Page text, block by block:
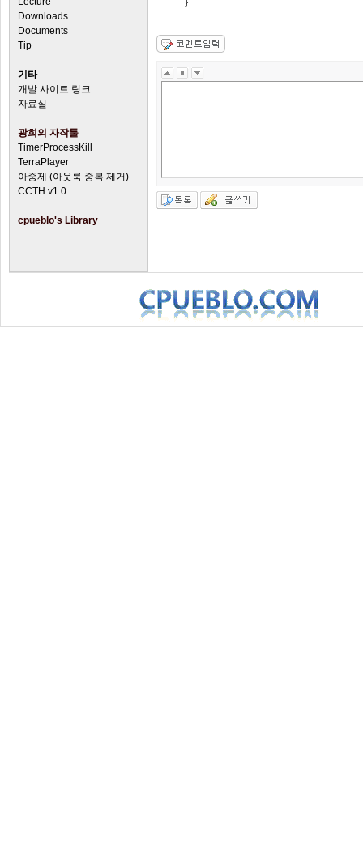
Downloads
Documents
Tip
기타
개발 사이트 링크
자료실
광희의 자작툴
TimerProcessKill
TerraPlayer
아중제 (아웃룩 중복 제거)
CCTH v1.0
cpueblo's Library